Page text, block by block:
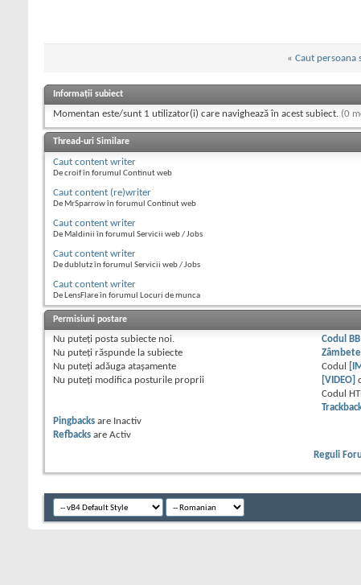
« Caut persoana
Informații subiect
Momentan este/sunt 1 utilizator(i) care navighează în acest subiect. (0
Thread-uri Similare
Caut content writer
De croif în forumul Continut web
Caut content (re)writer
De MrSparrow în forumul Continut web
Caut content writer
De Maldinii în forumul Servicii web / Jobs
Caut content writer
De dublutz în forumul Servicii web / Jobs
Caut content writer
De LensFlare în forumul Locuri de munca
Permisiuni postare
Nu puteţi posta subiecte noi.
Nu puteţi răspunde la subiecte
Nu puteţi adăuga ataşamente
Nu puteţi modifica posturile proprii
Codul BB
Zâmbete
Codul
[VIDEO]
Codul
Pingbacks are Inactiv
Refbacks are Activ
Reguli